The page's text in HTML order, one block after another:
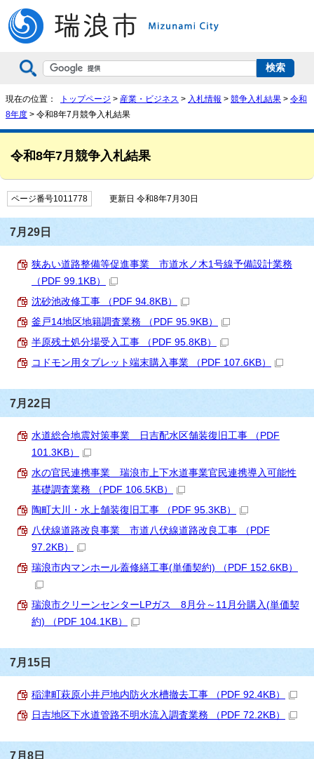
現在の位置： トップページ > 産業・ビジネス > 入札情報 > 競争入札結果 > 令和
8年度 > 令和8年7月競争入札結果
令和8年7月競争入札結果
ページ番号1011778 更新日 令和8年7月30日
7月29日
狭あい道路整備等促進事業 市道水ノ木1号線予備設計業務
（PDF 99.1KB）
沈砂池改修工事 （PDF 94.8KB）
釜戸14地区地籍調査業務 （PDF 95.9KB）
半原残土処分場受入工事 （PDF 95.8KB）
コドモン用タブレット端末購入事業 （PDF 107.6KB）
7月22日
水道総合地震対策事業 日吉配水区舗装復旧工事 （PDF
101.3KB）
水の官民連携事業 瑞浪市上下水道事業官民連携導入可能性
基礎調査業務 （PDF 106.5KB）
陶町大川・水上舗装復旧工事 （PDF 95.3KB）
八伏線道路改良事業 市道八伏線道路改良工事 （PDF
97.2KB）
瑞浪市内マンホール蓋修繕工事(単価契約) （PDF 152.6KB）
瑞浪市クリーンセンターLPガス 8月分～11月分購入(単価契
約) （PDF 104.1KB）
7月15日
稲津町萩原小井戸地内防火水槽撤去工事 （PDF 92.4KB）
日吉地区下水道管路不明水流入調査業務 （PDF 72.2KB）
7月8日